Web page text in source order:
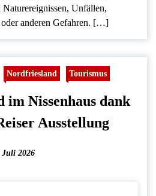
Unfällen,
anderen Gefahren. […]
Nordfriesland Tourismus
im Nissenhaus dank
Ausstellung
Juli 2026